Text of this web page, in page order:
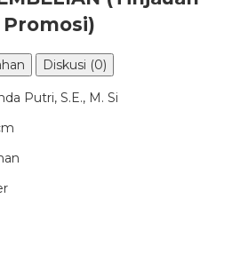
Diskusi (0)
S.E., M. Si